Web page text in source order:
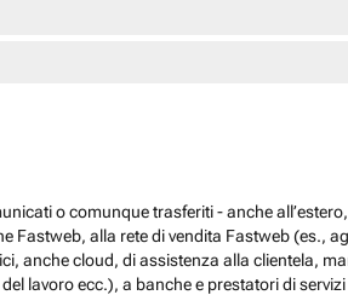
o comunque trasferiti - anche
Fastweb, alla rete di vendita Fastweb (es.,
anche cloud, di assistenza alla clientela,
lavoro ecc.), a banche e prestatori di